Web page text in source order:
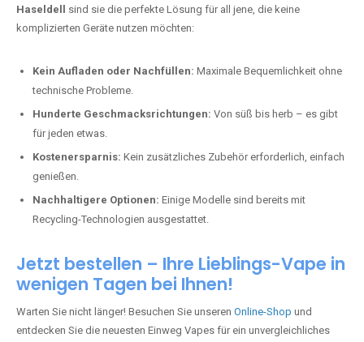
Haseldell
sind sie die perfekte Lösung für all jene, die keine
komplizierten Geräte nutzen möchten:
Kein Aufladen oder Nachfüllen: Maximale Bequemlichkeit ohne
technische Probleme.
Hunderte Geschmacksrichtungen: Von süß bis herb – es gibt
für jeden etwas.
Kostenersparnis: Kein zusätzliches Zubehör erforderlich, einfach
genießen.
Nachhaltigere Optionen: Einige Modelle sind bereits mit
Recycling-Technologien ausgestattet.
Jetzt bestellen – Ihre Lieblings-Vape in
wenigen Tagen bei Ihnen!
Warten Sie nicht länger! Besuchen Sie unseren Online-Shop und
entdecken Sie die neuesten Einweg Vapes für ein unvergleichliches